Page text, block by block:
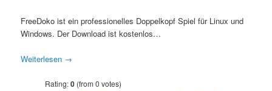
FreeDoko ist ein professionelles Doppelkopf Spiel für Linux und
Windows. Der Download ist kostenlos…
Weiterlesen →
Rating:0 (from 0 votes)